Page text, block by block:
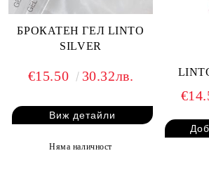
БРОКАТЕН ГЕЛ LINTO
SILVER
€15.50 30.32лв.
Виж детайли
Няма наличност